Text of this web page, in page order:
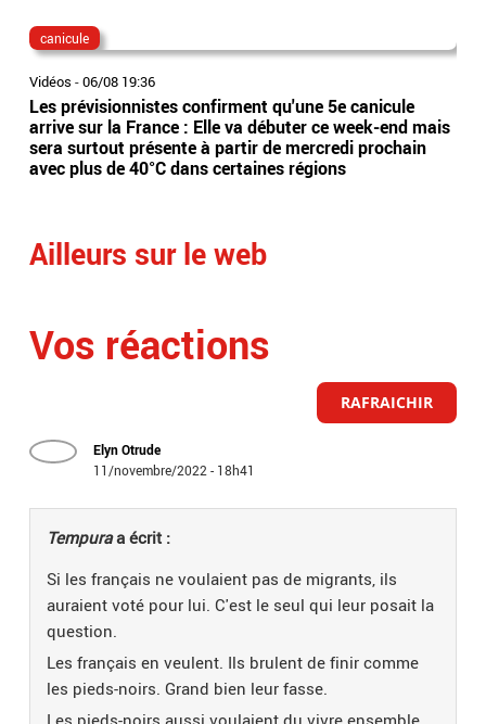
canicule
Vidéos -06/08 19:36
Les prévisionnistes confirment qu'une 5e canicule
arrive sur la France : Elle va débuter ce week-end mais
sera surtout présente à partir de mercredi prochain
avec plus de 40°C dans certaines régions
Ailleurs sur le web
Vos réactions
RAFRAICHIR
Elyn Otrude
11/novembre/2022 - 18h41
Tempuraa écrit :
Si les français ne voulaient pas de migrants, ils
auraient voté pour lui. C'est le seul qui leur posait la
question.
Les français en veulent. Ils brulent de finir comme
les pieds-noirs. Grand bien leur fasse.